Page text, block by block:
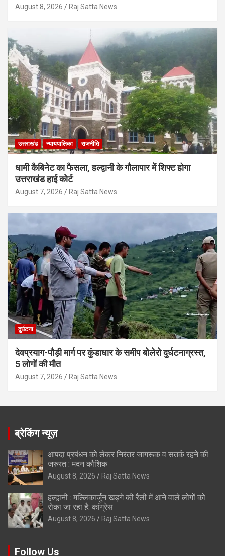
August 8, 2026 Raj Satta News
उत्तराखंड न्यायपालिका राजनीति
धामी कैबिनेट का फैसला, हल्द्वानी के गौलापार में शिफ्ट होगा
उत्तराखंड हाई कोर्ट
August 7, 2026 Raj Satta News
दुर्घटना
देवप्रयाग-पौड़ी मार्ग पर कुंडाधार के समीप बोलेरो दुर्घटनाग्रस्त,
5 लोगों की मौत
August 7, 2026 Raj Satta News
ब्रेकिंग न्यूज़
आपदा प्रबंधन को लेकर निरंतर जागरूक व सतर्क रहने की
जरुरत : मदन कौशिक
August 8, 2026 Raj Satta News
हल्द्वानी : मल्लिकार्जुन खड़गे की रैली में आने वाले लोगों को
रोका जा रहा है: कांग्रेस
August 8, 2026 Raj Satta News
Follow Us